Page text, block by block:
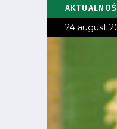
Shop
24 august